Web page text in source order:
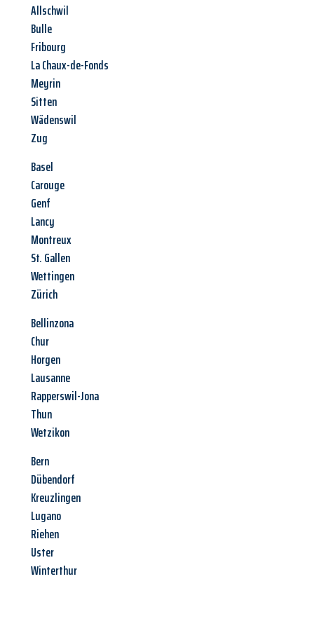
Allschwil
Bulle
Fribourg
La Chaux-de-Fonds
Meyrin
Sitten
Wädenswil
Zug
Basel
Carouge
Genf
Lancy
Montreux
St. Gallen
Wettingen
Zürich
Bellinzona
Chur
Horgen
Lausanne
Rapperswil-Jona
Thun
Wetzikon
Bern
Dübendorf
Kreuzlingen
Lugano
Riehen
Uster
Winterthur